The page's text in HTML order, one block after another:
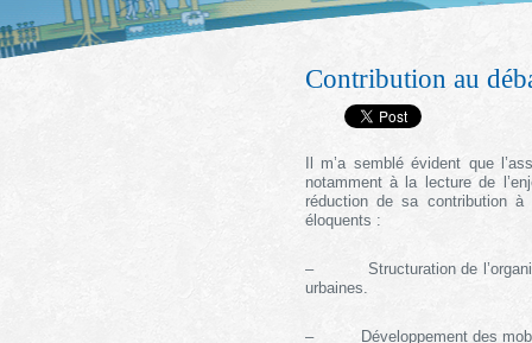
Contribution au
Il m’a semblé évident que
notamment à la lecture de
réduction de sa contribution
éloquents :
– Structuration de
urbaines.
– Développement des